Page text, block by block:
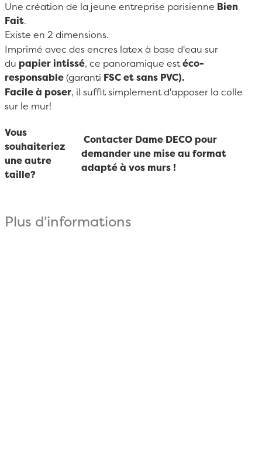
Une création de la jeune entreprise parisienne Bien
Fait.
Existe en 2 dimensions.
Imprimé avec des encres latex à base d'eau sur
du papier intissé, ce panoramique estéco-
responsable (garanti FSC et sans PVC).
Facile à poser, il suffit simplement d'apposer la colle
sur le mur!
Vous
souhaiteriez
une autre
taille?
Contacter Dame DECO pour
demander une mise au format
adapté à vos murs !
Plus d'informations